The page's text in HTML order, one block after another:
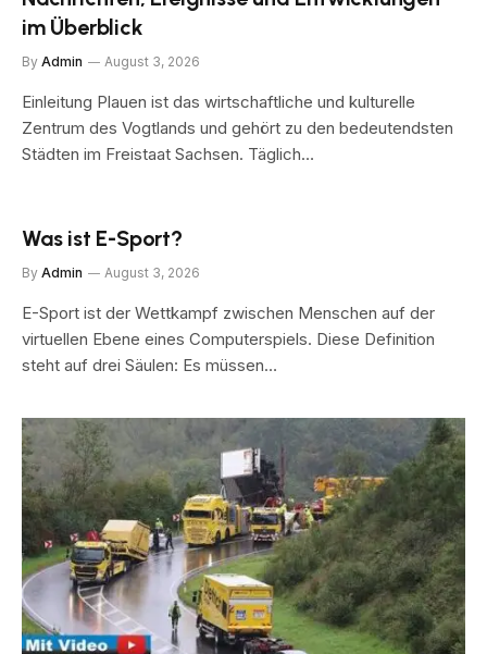
im Überblick
By Admin August 3, 2026
Einleitung Plauen ist das wirtschaftliche und kulturelle
Zentrum des Vogtlands und gehört zu den bedeutendsten
Städten im Freistaat Sachsen. Täglich…
Was ist E-Sport?
By Admin August 3, 2026
E-Sport ist der Wettkampf zwischen Menschen auf der
virtuellen Ebene eines Computerspiels. Diese Definition
steht auf drei Säulen: Es müssen…